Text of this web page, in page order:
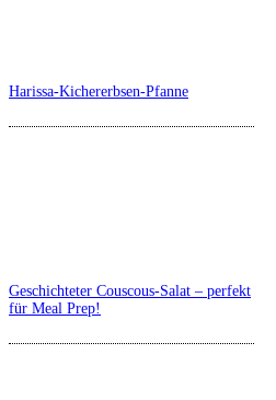
Harissa-Kichererbsen-Pfanne
Geschichteter Couscous-Salat – perfekt
für Meal Prep!